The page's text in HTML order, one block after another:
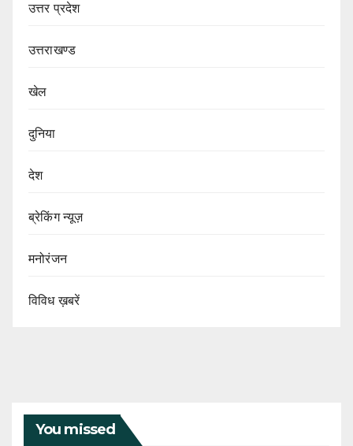
उत्तर प्रदेश
उत्तराखण्ड
खेल
दुनिया
देश
ब्रेकिंग न्यूज़
मनोरंजन
विविध ख़बरें
You missed